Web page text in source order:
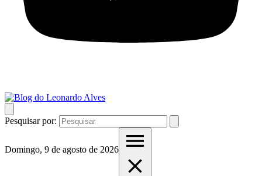
Pesquisar por:
Domingo, 9 de agosto de 2026